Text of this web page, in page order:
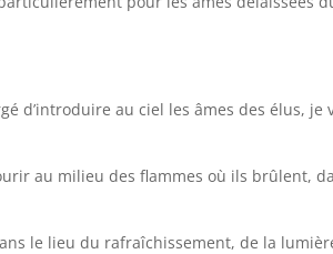
d’introduire au ciel les âmes des élus, je
au milieu des flammes où ils brûlent,
le lieu du rafraîchissement, de la